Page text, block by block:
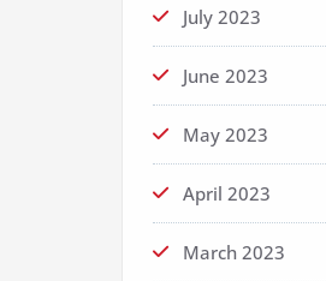
July 2023
June 2023
May 2023
April 2023
March 2023